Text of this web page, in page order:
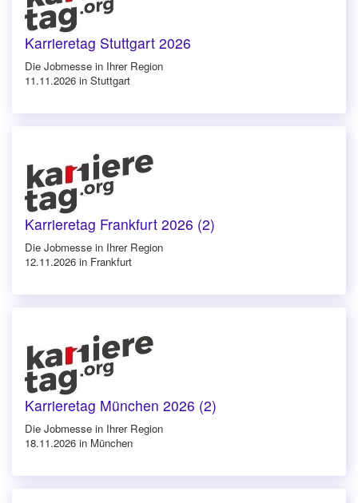
Karrieretag Stuttgart 2026
Die Jobmesse in Ihrer Region
11.11.2026 in Stuttgart
Karrieretag Frankfurt 2026 (2)
Die Jobmesse in Ihrer Region
12.11.2026 in Frankfurt
Karrieretag München 2026 (2)
Die Jobmesse in Ihrer Region
18.11.2026 in München